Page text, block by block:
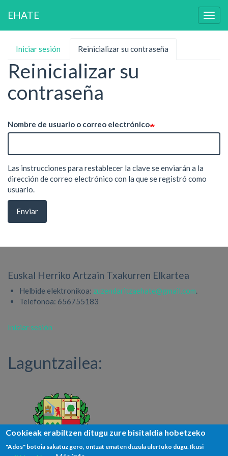
contenido
principal
EHATE
Solapas
principales
Iniciar sesión Reinicializar su contraseña
Reinicializar su
contraseña
Nombre de usuario o correo electrónico
Las instrucciones para restablecer la clave se enviarán a la
dirección de correo electrónico con la que se registró como
usuario.
Enviar
Euskal Herriko Artzain Txakurren Elkartea
Helbide elektronikoa: zuzendaritzaehate@gmail.com.
Telefonoa: 656755183
User
menu
Iniciar sesión
Laguntzailea:
Cookieak erabiltzen ditugu zure bisitaldia hobetzeko
"Ados" botoia sakatuz gero, ontzat ematen duzula ulertuko dugu. Ikusi